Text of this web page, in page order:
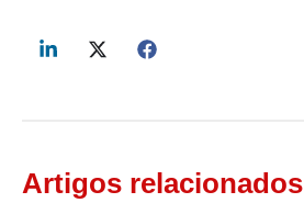
Artigos relacionados